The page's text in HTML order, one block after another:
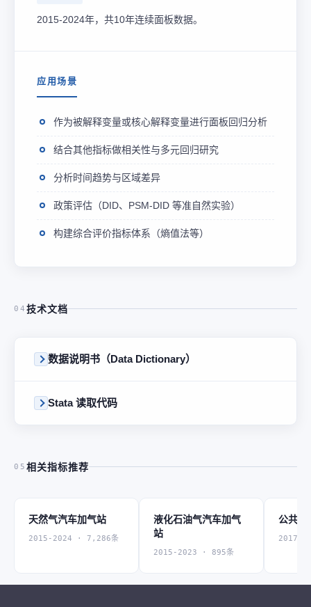
2015-2024年，共10年连续面板数据。
应用场景
作为被解释变量或核心解释变量进行面板回归分析
结合其他指标做相关性与多元回归研究
分析时间趋势与区域差异
政策评估（DID、PSM-DID 等准自然实验）
构建综合评价指标体系（熵值法等）
04 技术文档
数据说明书（Data Dictionary）
Stata 读取代码
05 相关指标推荐
天然气汽车加气站
2015-2024 · 7,286条
液化石油气汽车加气
站
2015-2023 · 895条
公共建
2017-